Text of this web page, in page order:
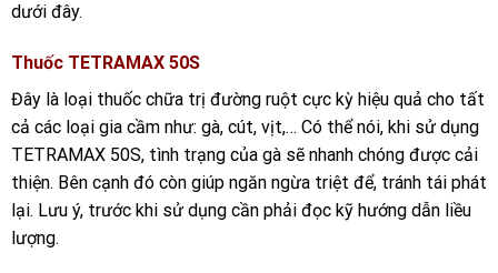
dưới đây.
Thuốc TETRAMAX 50S
Đây là loại thuốc chữa trị đường ruột cực kỳ hiệu quả cho tất
cả các loại gia cầm như: gà, cút, vịt,… Có thể nói, khi sử dụng
TETRAMAX 50S, tình trạng của gà sẽ nhanh chóng được cải
thiện. Bên cạnh đó còn giúp ngăn ngừa triệt để, tránh tái phát
lại. Lưu ý, trước khi sử dụng cần phải đọc kỹ hướng dẫn liều
lượng.